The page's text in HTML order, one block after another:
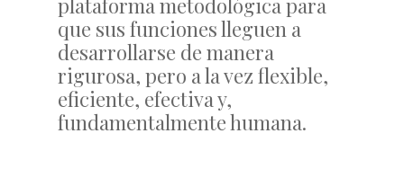
plataforma metodológica para
que sus funciones lleguen a
desarrollarse de manera
rigurosa, pero a la vez flexible,
eficiente, efectiva y,
fundamentalmente humana.